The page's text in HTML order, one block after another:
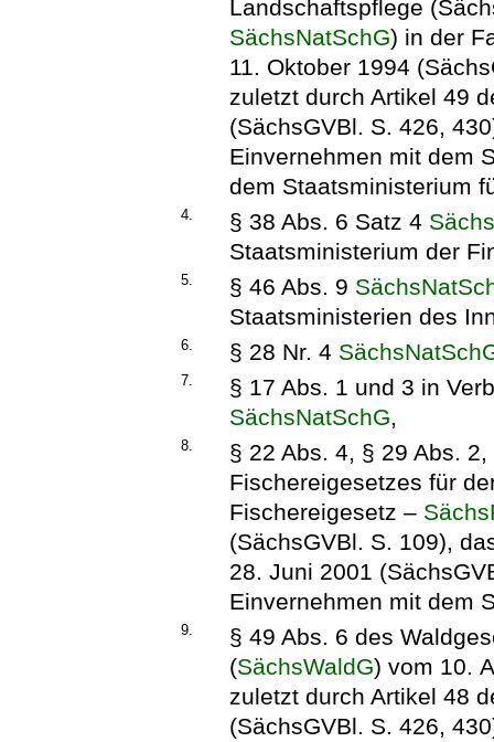
Landschaftspflege
SächsNatSchG) in der
11. Oktober 1994
zuletzt durch Artikel 49
(SächsGVBl. S. 426,
Einvernehmen mit dem
dem Staatsministerium
4. § 38 Abs. 6 Satz 4
Staatsministerium der
5. § 46 Abs. 9
Staatsministerien des
6. § 28 Nr. 4
7.
§ 17 Abs. 1 und 3 in
SächsNatSchG,
8.
§ 22 Abs. 4, § 29 Abs.
Fischereigesetzes für
Fischereigesetz –
(SächsGVBl. S. 109),
28. Juni 2001
Einvernehmen mit dem
9.
§ 49 Abs. 6 des
(SächsWaldG) vom 10.
zuletzt durch Artikel 48
(SächsGVBl. S. 426,